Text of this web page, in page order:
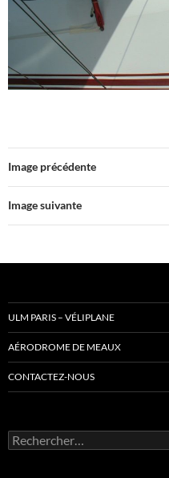
Image précédente
Image suivante
ULM PARIS – VÉLIPLANE
AÉRODROME DE MEAUX
CONTACTEZ-NOUS
Rechercher :